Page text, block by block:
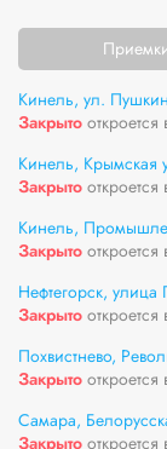
Кинель, ул.
Закрыто
Кинель, Крымская
Закрыто
Кинель,
Закрыто
Нефтегорск,
Закрыто
Похвистнево,
Закрыто
Самара,
Закрыто